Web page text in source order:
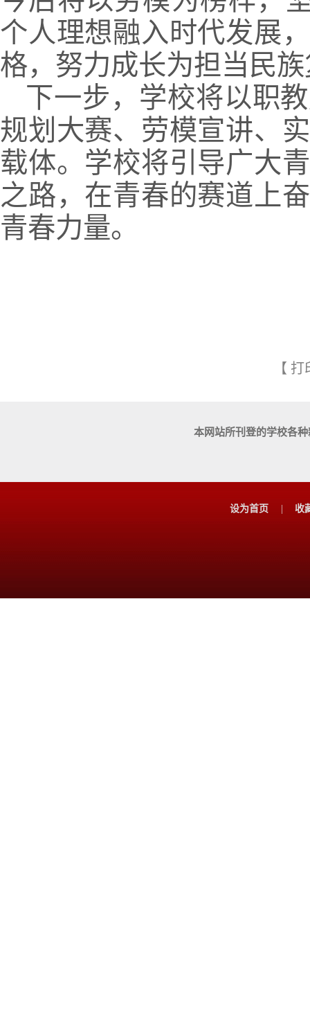
个人理想融入时代发展
格，努力成长为担当民
下一步，学校将以职
规划大赛、劳模宣讲、
载体。学校将引导广大
之路，在青春的赛道上
青春力量。
【 打
本网站所刊登的学校各
设为首页 | 收